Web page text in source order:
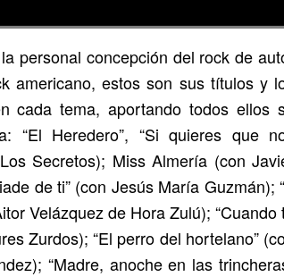
personal concepción del rock de
americano, estos son sus títulos y
cada tema, aportando todos ellos
“El Heredero”, “Si quieres que
Secretos); Miss Almería (con
de ti” (con Jesús María Guzmán);
Velázquez de Hora Zulú); “Cuando
Zurdos); “El perro del hortelano”
“Madre, anoche en las